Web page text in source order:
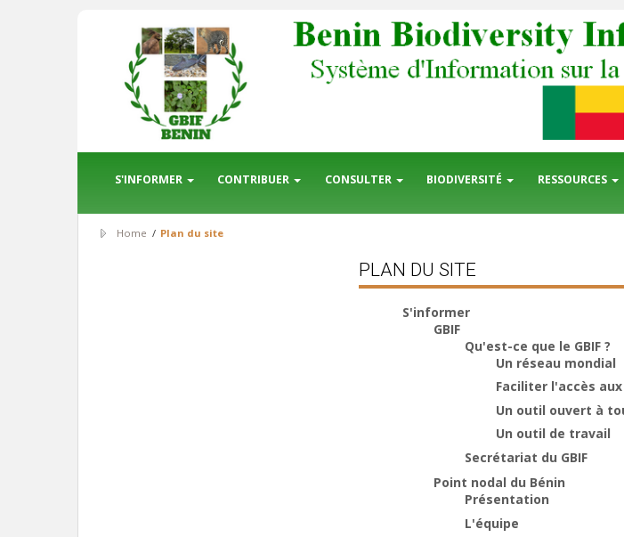
S'INFORMER CONTRIBUER CONSULTER BIODIVERSITÉ RESSOURCES
Home / Plan du site
PLAN DU SITE
S'informer
GBIF
Qu'est-ce que le GBIF ?
Un réseau mondial
Faciliter l'accès
Un outil ouvert à
Un outil de travail
Secrétariat du GBIF
Point nodal du Bénin
Présentation
L'équipe